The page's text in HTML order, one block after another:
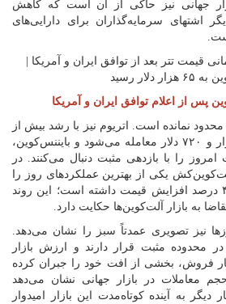
جهانی نیز حاکی از آن است که کاهش
اشتهای سرمایه‌گذاران برای دارایی‌های
پس از اعلام توافق ایران و آمریکا
محدود نمانده است. اتریوم نیز با رشد بیش از
۲.۵ درصدی در محدوده هزار و ۷۲۰ دلار معامله می‌شود و بایننس‌کوین،
امروز را با بازدهی مثبت دنبال می‌کنند. در
یکی از بهترین عملکرد‌های روز را
به ثبت رسانده و بیش از ۴ درصد افزایش قیمت داشته است؛ این روند
به بازار آلت‌کوین‌ها حکایت دارد.
نیز تصویری عمدتاً سبز را نشان می‌دهد.
محدوده مثبت قرار دارند و ارزش بازار
فروش، بخشی از افت خود را جبران کرده
معاملات در بازار جهانی نشان می‌دهد
به آینده کوتاه‌مدت این بازار امیدوار